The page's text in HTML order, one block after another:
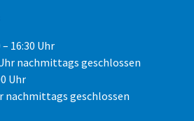
16:30 Uhr
nachmittags geschlossen
Uhr
nachmittags geschlossen